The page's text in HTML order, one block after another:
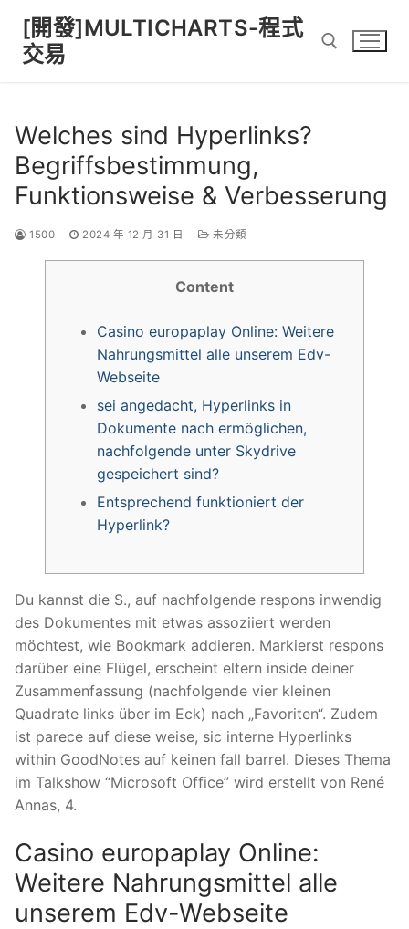
content
[開發]MULTICHARTS-程式
交易
Welches sind Hyperlinks?
Begriffsbestimmung,
Funktionsweise & Verbesserung
1500 2024 年 12 月 31 日 未分類
Content
Casino europaplay Online: Weitere
Nahrungsmittel alle unserem Edv-
Webseite
sei angedacht, Hyperlinks in
Dokumente nach ermöglichen,
nachfolgende unter Skydrive
gespeichert sind?
Entsprechend funktioniert der
Hyperlink?
Du kannst die S., auf nachfolgende respons inwendig
des Dokumentes mit etwas assoziiert werden
möchtest, wie Bookmark addieren. Markierst respons
darüber eine Flügel, erscheint eltern inside deiner
Zusammenfassung (nachfolgende vier kleinen
Quadrate links über im Eck) nach „Favoriten“. Zudem
ist parece auf diese weise, sic interne Hyperlinks
within GoodNotes auf keinen fall barrel. Dieses Thema
im Talkshow “Microsoft Office” wird erstellt von René
Annas, 4.
Casino europaplay Online:
Weitere Nahrungsmittel alle
unserem Edv-Webseite